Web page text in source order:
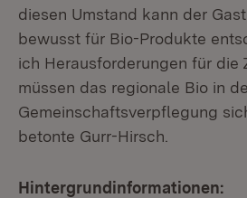
diesen Umstand kann der
bewusst für Bio-Produkte
ich Herausforderungen für die
müssen das regionale Bio in
Gemeinschaftsverpflegung
betonte Gurr-Hirsch.
Hintergrundinformationen: